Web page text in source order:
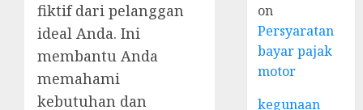
fiktif dari pelanggan
ideal Anda. Ini
membantu Anda
memahami
kebutuhan dan
on
Persyaratan
bayar pajak
motor
kegunaan